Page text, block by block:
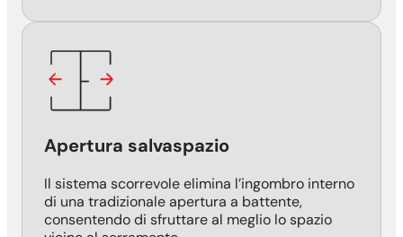
Apertura salvaspazio
Il sistema scorrevole elimina l’ingombro interno
di una tradizionale apertura a battente,
consentendo di sfruttare al meglio lo spazio